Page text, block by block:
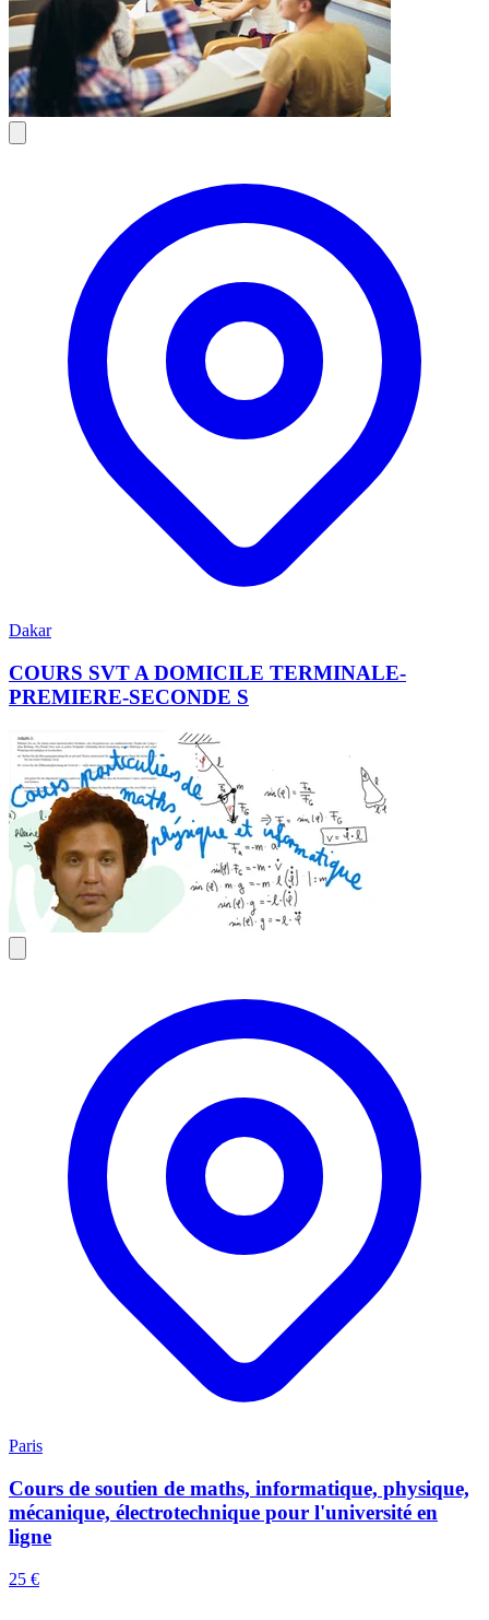
Dakar
COURS SVT A DOMICILE TERMINALE-
PREMIERE-SECONDE S
Paris
Cours de soutien de maths, informatique, physique,
mécanique, électrotechnique pour l'université en
ligne
25 €